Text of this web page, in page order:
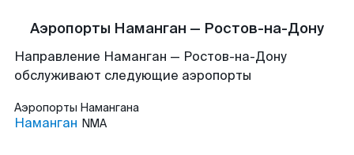
Аэропорты Наманган — Ростов-на-Дону
Направление Наманган — Ростов-на-Дону
обслуживают следующие аэропорты
Аэропорты Намангана
Наманган NMA